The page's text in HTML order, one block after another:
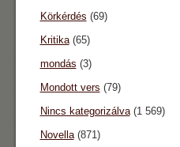
Körkérdés (69)
Kritika(65)
mondás (3)
Mondott vers (79)
Nincs kategorizálva(1 569)
Novella(871)